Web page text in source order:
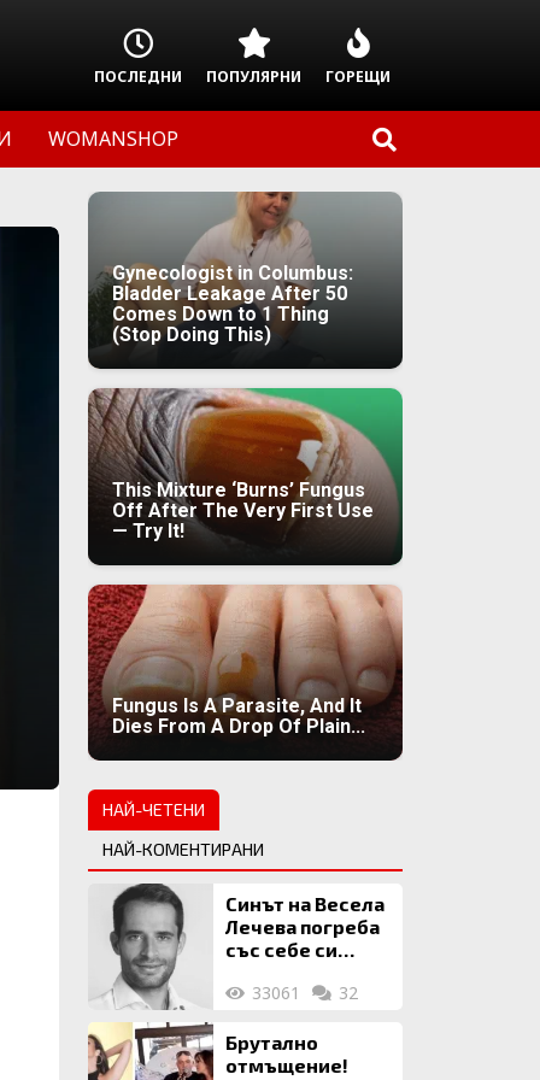
ПОСЛЕДНИ ПОПУЛЯРНИ ГОРЕЩИ
WOMANSHOP
Gynecologist in Columbus:
Bladder Leakage After 50
Comes Down to 1 Thing
(Stop Doing This)
This Mixture ‘Burns’ Fungus
Off After The Very First Use
— Try It!
Fungus Is A Parasite, And It
Dies From A Drop Of Plain...
НАЙ-ЧЕТЕНИ
НАЙ-КОМЕНТИРАНИ
Синът на Весела
Лечева погреба
със себе си
млн. евро
33061 32
Брутално
отмъщение!